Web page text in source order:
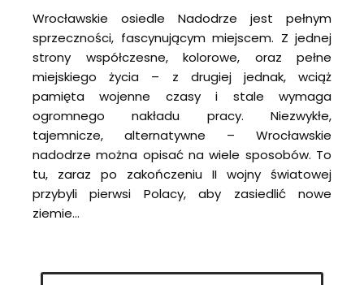
Wrocławskie osiedle Nadodrze jest pełnym
sprzeczności, fascynującym miejscem. Z jednej
strony współczesne, kolorowe, oraz pełne
miejskiego życia – z drugiej jednak, wciąż
pamięta wojenne czasy i stale wymaga
ogromnego nakładu pracy. Niezwykłe,
tajemnicze, alternatywne – Wrocławskie
nadodrze można opisać na wiele sposobów. To
tu, zaraz po zakończeniu II wojny światowej
przybyli pierwsi Polacy, aby zasiedlić nowe
ziemie…